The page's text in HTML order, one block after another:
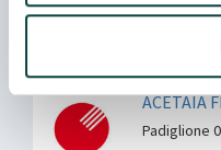
Padiglione
ACETAIA
Padiglione